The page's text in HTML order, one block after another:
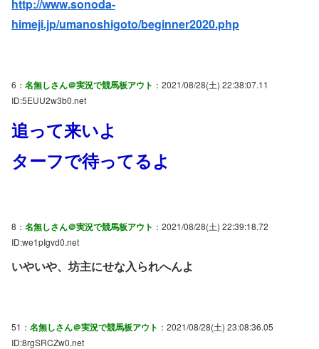
http://www.sonoda-
himeji.jp/umanoshigoto/beginner2020.php
6： 名無しさん＠実況で競馬板アウト ：2021/08/28(土) 22:38:07.11
ID:5EUU2w3b0.net
追って来いよ
ターフで待ってるよ
8： 名無しさん＠実況で競馬板アウト ：2021/08/28(土) 22:39:18.72
ID:we1pIgvd0.net
いやいや、坊主にせな入られへんよ
51： 名無しさん＠実況で競馬板アウト ：2021/08/28(土) 23:08:36.05
ID:8rgSRCZw0.net